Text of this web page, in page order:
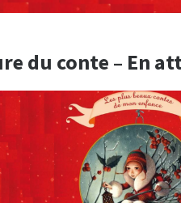
du conte – En